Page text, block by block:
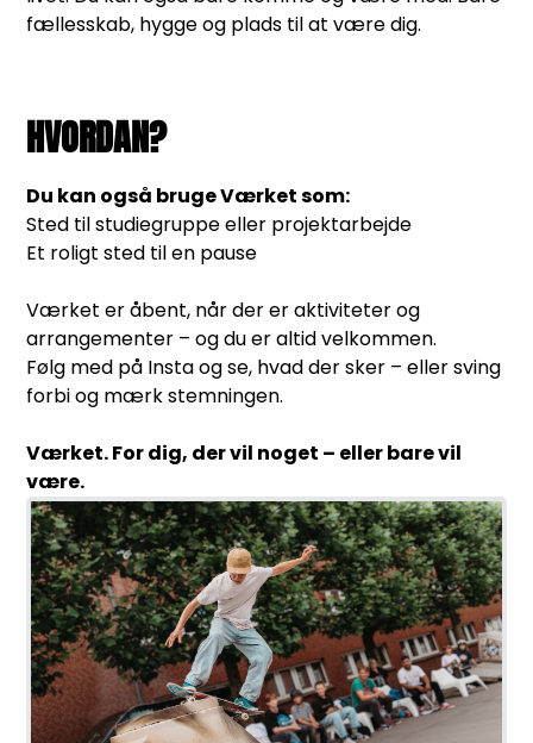
fællesskab, hygge og plads til at være dig.
HVORDAN?
Du kan også bruge Værket som:
Sted til studiegruppe eller projektarbejde
Et roligt sted til en pause
Værket er åbent, når der er aktiviteter og
arrangementer – og du er altid velkommen.
Følg med på Insta og se, hvad der sker – eller sving
forbi og mærk stemningen.
Værket. For dig, der vil noget – eller bare vil
være.